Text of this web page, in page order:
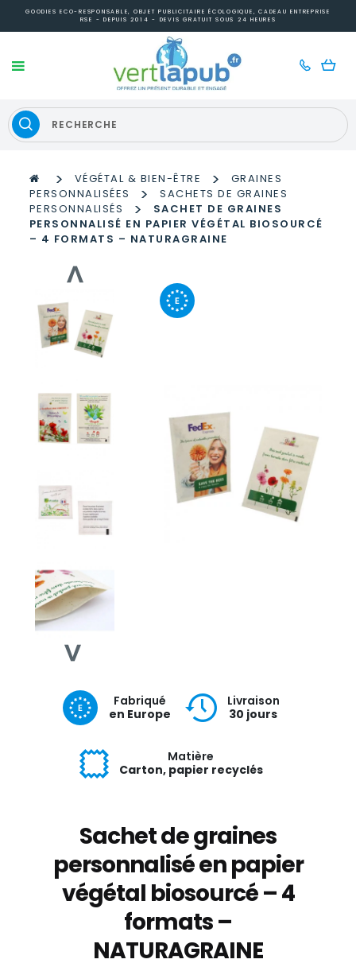
GOODIES ECO-RESPONSABLE, OBJET PUBLICITAIRE ÉCOLOGIQUE, CADEAU ENTREPRISE
RSE - DEPUIS 2014 - DEVIS GRATUIT SOUS 24 HEURES
> VÉGÉTAL & BIEN-ÊTRE >
GRAINES
PERSONNALISÉES
>
SACHETS DE GRAINES
PERSONNALISÉS
>
SACHET DE GRAINES
PERSONNALISÉ EN PAPIER VÉGÉTAL BIOSOURCÉ
– 4 FORMATS – NATURAGRAINE
Fabriqué
en Europe
Livraison
30 jours
Matière
Carton, papier recyclés
Sachet de graines
personnalisé en papier
végétal biosourcé – 4
formats –
NATURAGRAINE